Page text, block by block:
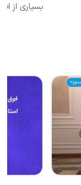
بسیاری از